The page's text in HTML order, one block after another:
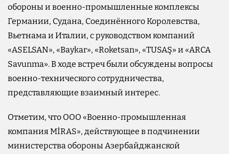
обороны и военно-промышленные комплексы
Германии, Судана, Соединённого Королевства,
Вьетнама и Италии, с руководством компаний
«ASELSAN», «Baykar», «Roketsan», «TUSAŞ» и «ARCA
Savunma». В ходе встреч были обсуждены вопросы
военно-технического сотрудничества,
представляющие взаимный интерес.
Отметим, что ООО «Военно-промышленная
компания MİRAS», действующее в подчинении
министерства обороны Азербайджанской